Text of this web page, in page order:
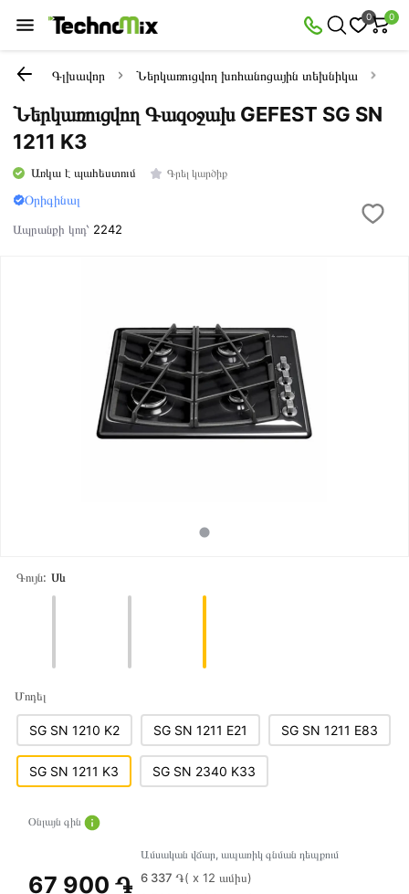
0 0
Գլխավոր Ներկառուցվող խոհանոցային տեխնիկա
Ներկառուցվող Գազօջախ GEFEST SG SN
1211 K3
Առկա է պահեստում Գրել կարծիք
Օրիգինալ
Ապրանքի կոդ՝ 2242
Գույն: Սև
Մոդել
SG SN 1210 K2 SG SN 1211 E21 SG SN 1211 E83
SG SN 1211 K3 SG SN 2340 K33
Օնլայն գին
67 900 ֏
Ամսական վճար, ապառիկ գնման դեպքում
6 337 ֏( x 12 ամիս)